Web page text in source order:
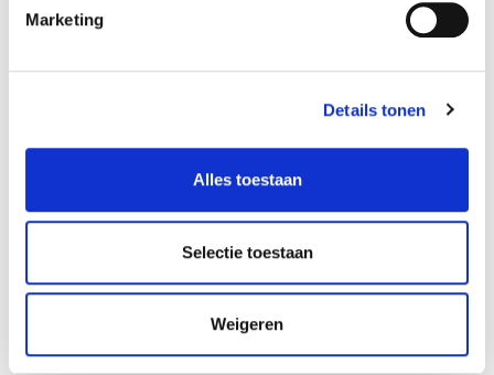
Marketing
Details tonen
Alles toestaan
Selectie toestaan
Weigeren
Blog - Traditioneel Bouwen met
LivingHome: voordelen en
eigenschappen